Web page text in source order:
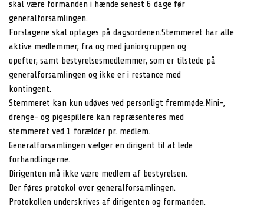
skal være formanden i hænde senest 6 dage før
generalforsamlingen.
Forslagene skal optages på dagsordenen.Stemmeret har alle
aktive medlemmer, fra og med juniorgruppen og
opefter, samt bestyrelsesmedlemmer, som er tilstede på
generalforsamlingen og ikke er i restance med
kontingent.
Stemmeret kan kun udøves ved personligt fremmøde.Mini-,
drenge- og pigespillere kan repræsenteres med
stemmeret ved 1 forælder pr. medlem.
Generalforsamlingen vælger en dirigent til at lede
forhandlingerne.
Dirigenten må ikke være medlem af bestyrelsen.
Der føres protokol over generalforsamlingen.
Protokollen underskrives af dirigenten og formanden.